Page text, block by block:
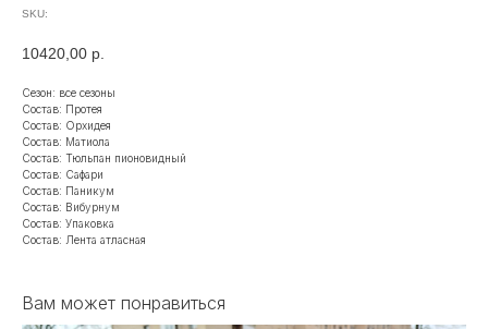
SKU:
10420,00 р.
Сезон: все сезоны
Состав: Протея
Состав: Орхидея
Состав: Матиола
Состав: Тюльпан пионовидный
Состав: Сафари
Состав: Паникум
Состав: Вибурнум
Состав: Упаковка
Состав: Лента атласная
Вам может понравиться